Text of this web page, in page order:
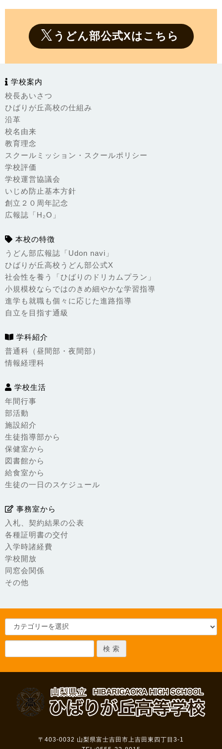
うどん部公式Xはこちら
学校案内
校長あいさつ
ひばりが丘高校の仕組み
沿革
校名由来
教育理念
スクールミッション・スクールポリシー
学校評価
学校運営協議会
いじめ防止基本方針
創立２０周年記念
広報誌「H₂O」
本校の特徴
うどん部広報誌「Udon navi」
ひばりが丘高校うどん部公式X
社会性を養う「ひばりのドリカムプラン」
小規模校ならではのきめ細やかな学習指導
進学も就職も個々に応じた進路指導
自立を目指す通級
学科紹介
普通科（昼間部・夜間部）
情報経理科
学校生活
年間行事
部活動
施設紹介
生徒指導部から
保健室から
図書館から
給食室から
生徒の一日のスケジュール
事務室から
入札、契約結果の公表
各種証明書の交付
入学時諸経費
学校開放
同窓会関係
その他
〒403-0032 山梨県富士吉田市上吉田東四丁目3-1